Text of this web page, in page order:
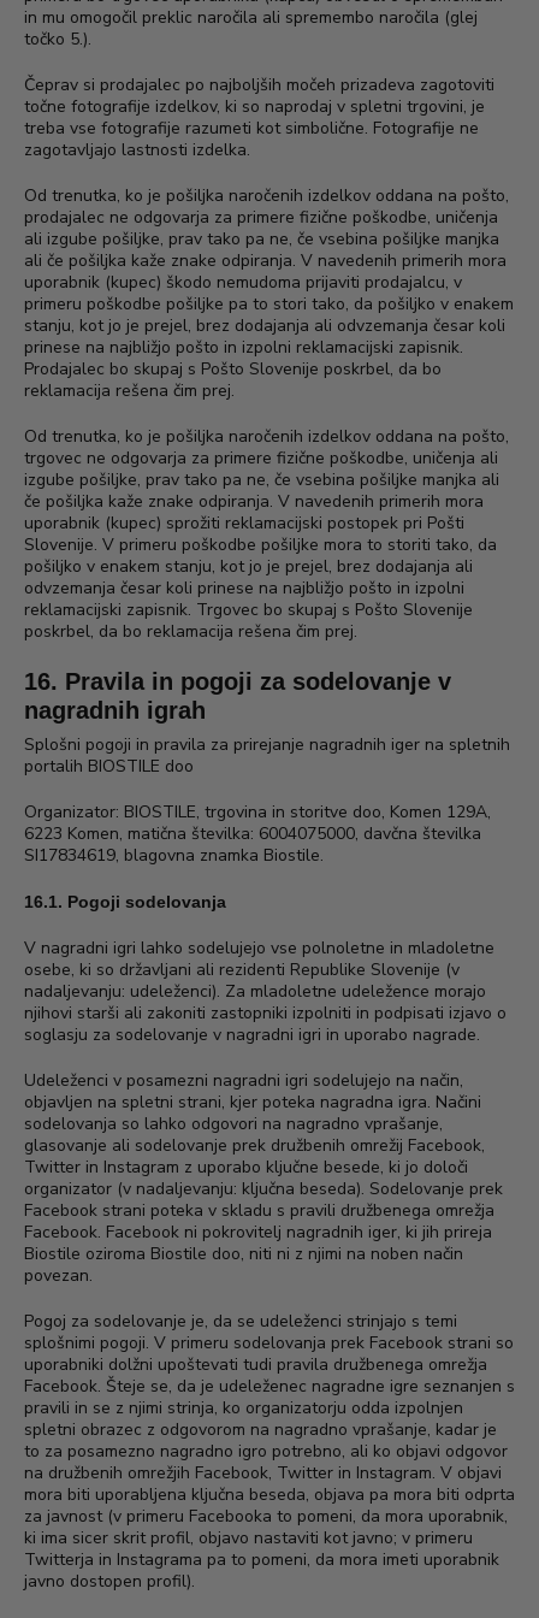
in mu omogočil preklic naročila ali spremembo naročila (glej
točko 5.).
Čeprav si prodajalec po najboljših močeh prizadeva zagotoviti
točne fotografije izdelkov, ki so naprodaj v spletni trgovini, je
treba vse fotografije razumeti kot simbolične. Fotografije ne
zagotavljajo lastnosti izdelka.
Od trenutka, ko je pošiljka naročenih izdelkov oddana na pošto,
prodajalec ne odgovarja za primere fizične poškodbe, uničenja
ali izgube pošiljke, prav tako pa ne, če vsebina pošiljke manjka
ali če pošiljka kaže znake odpiranja. V navedenih primerih mora
uporabnik (kupec) škodo nemudoma prijaviti prodajalcu, v
primeru poškodbe pošiljke pa to stori tako, da pošiljko v enakem
stanju, kot jo je prejel, brez dodajanja ali odvzemanja česar koli
prinese na najbližjo pošto in izpolni reklamacijski zapisnik.
Prodajalec bo skupaj s Pošto Slovenije poskrbel, da bo
reklamacija rešena čim prej.
Od trenutka, ko je pošiljka naročenih izdelkov oddana na pošto,
trgovec ne odgovarja za primere fizične poškodbe, uničenja ali
izgube pošiljke, prav tako pa ne, če vsebina pošiljke manjka ali
če pošiljka kaže znake odpiranja. V navedenih primerih mora
uporabnik (kupec) sprožiti reklamacijski postopek pri Pošti
Slovenije. V primeru poškodbe pošiljke mora to storiti tako, da
pošiljko v enakem stanju, kot jo je prejel, brez dodajanja ali
odvzemanja česar koli prinese na najbližjo pošto in izpolni
reklamacijski zapisnik. Trgovec bo skupaj s Pošto Slovenije
poskrbel, da bo reklamacija rešena čim prej.
16. Pravila in pogoji za sodelovanje v
nagradnih igrah
Splošni pogoji in pravila za prirejanje nagradnih iger na spletnih
portalih BIOSTILE doo
Organizator: BIOSTILE, trgovina in storitve doo, Komen 129A,
6223 Komen, matična številka: 6004075000, davčna številka
SI17834619, blagovna znamka Biostile.
16.1. Pogoji sodelovanja
V nagradni igri lahko sodelujejo vse polnoletne in mladoletne
osebe, ki so državljani ali rezidenti Republike Slovenije (v
nadaljevanju: udeleženci). Za mladoletne udeležence morajo
njihovi starši ali zakoniti zastopniki izpolniti in podpisati izjavo o
soglasju za sodelovanje v nagradni igri in uporabo nagrade.
Udeleženci v posamezni nagradni igri sodelujejo na način,
objavljen na spletni strani, kjer poteka nagradna igra. Načini
sodelovanja so lahko odgovori na nagradno vprašanje,
glasovanje ali sodelovanje prek družbenih omrežij Facebook,
Twitter in Instagram z uporabo ključne besede, ki jo določi
organizator (v nadaljevanju: ključna beseda). Sodelovanje prek
Facebook strani poteka v skladu s pravili družbenega omrežja
Facebook. Facebook ni pokrovitelj nagradnih iger, ki jih prireja
Biostile oziroma Biostile doo, niti ni z njimi na noben način
povezan.
Pogoj za sodelovanje je, da se udeleženci strinjajo s temi
splošnimi pogoji. V primeru sodelovanja prek Facebook strani so
uporabniki dolžni upoštevati tudi pravila družbenega omrežja
Facebook. Šteje se, da je udeleženec nagradne igre seznanjen s
pravili in se z njimi strinja, ko organizatorju odda izpolnjen
spletni obrazec z odgovorom na nagradno vprašanje, kadar je
to za posamezno nagradno igro potrebno, ali ko objavi odgovor
na družbenih omrežjih Facebook, Twitter in Instagram. V objavi
mora biti uporabljena ključna beseda, objava pa mora biti odprta
za javnost (v primeru Facebooka to pomeni, da mora uporabnik,
ki ima sicer skrit profil, objavo nastaviti kot javno; v primeru
Twitterja in Instagrama pa to pomeni, da mora imeti uporabnik
javno dostopen profil).